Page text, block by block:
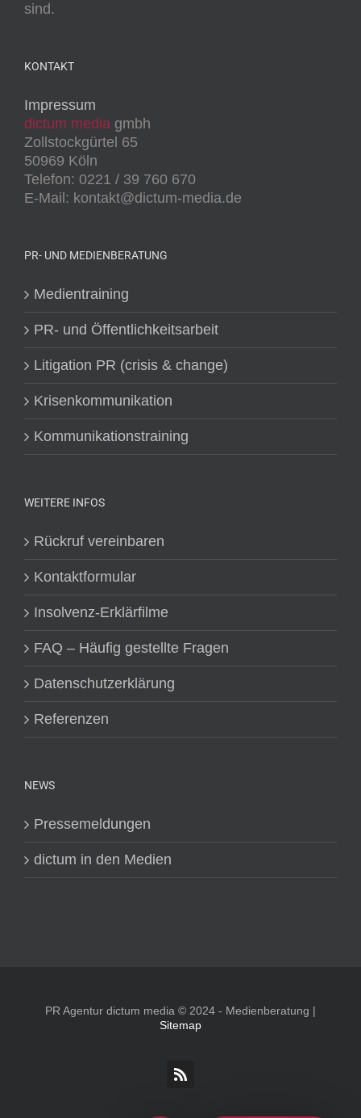
sind.
KONTAKT
Impressum
dictum media gmbh
Zollstockgürtel 65
50969 Köln
Telefon: 0221 / 39 760 670
E-Mail: kontakt@dictum-media.de
PR- UND MEDIENBERATUNG
Medientraining
PR- und Öffentlichkeitsarbeit
Litigation PR (crisis & change)
Krisenkommunikation
Kommunikationstraining
WEITERE INFOS
Rückruf vereinbaren
Kontaktformular
Insolvenz-Erklärfilme
FAQ – Häufig gestellte Fragen
Datenschutzerklärung
Referenzen
NEWS
Pressemeldungen
dictum in den Medien
PR Agentur dictum media © 2024 - Medienberatung |
Sitemap
Rss